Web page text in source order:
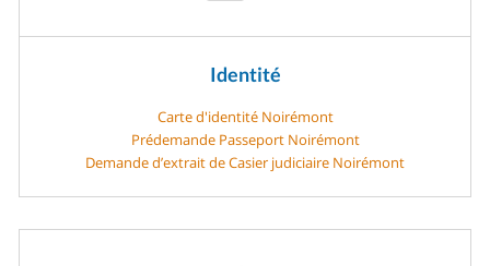
Identité
Carte d'identité Noirémont
Prédemande Passeport Noirémont
Demande d’extrait de Casier judiciaire Noirémont